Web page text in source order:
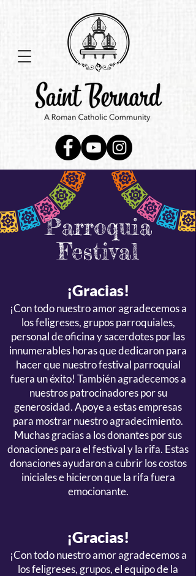
Parroquia
Festival
¡Gracias!
¡Con todo nuestro amor agradecemos a
los feligreses, grupos parroquiales,
personal de oficina y sacerdotes por las
innumerables horas que dedicaron para
hacer que nuestro festival parroquial
fuera un éxito! También agradecemos a
nuestros patrocinadores por su
generosidad. Apoye a estas empresas
para mostrar nuestro agradecimiento.
Muchas gracias a los donantes por sus
donaciones para el festival y la rifa. Estas
donaciones ayudaron a cubrir los costos
iniciales e hicieron que la rifa fuera
emocionante.
¡Gracias!
¡Con todo nuestro amor agradecemos a
los feligreses, grupos, el equipo de la